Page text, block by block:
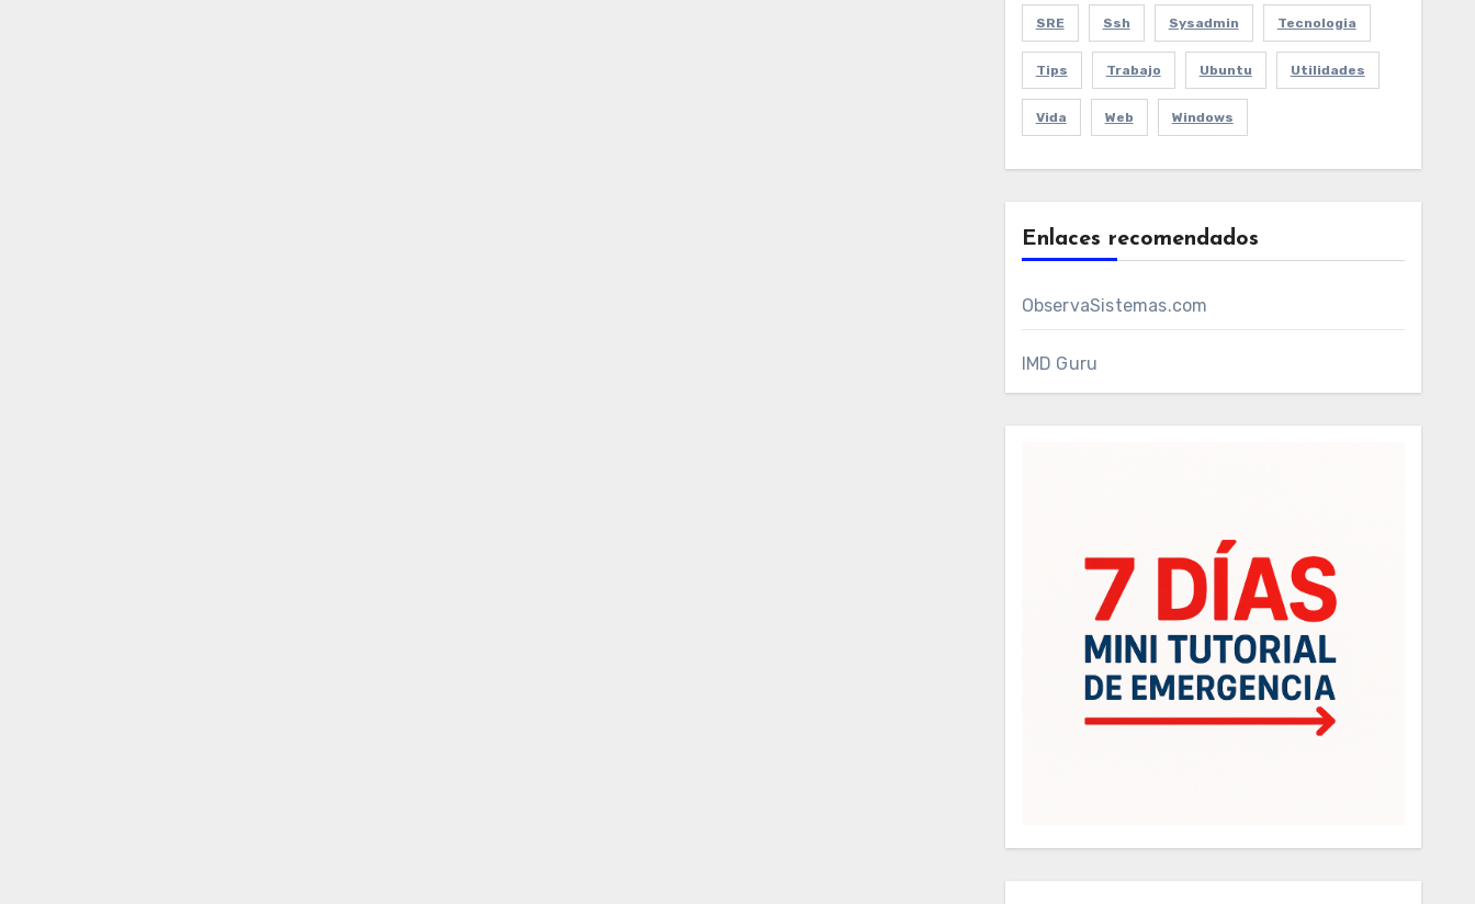
SRE Ssh Sysadmin Tecnologia
Tips Trabajo Ubuntu Utilidades
Vida Web Windows
Enlaces recomendados
ObservaSistemas.com
IMD Guru